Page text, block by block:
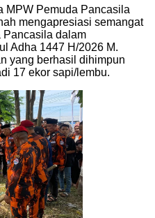
MPW Pemuda Pancasila
mengapresiasi semangat
Pancasila dalam
Adha 1447 H/2026 M.
yang berhasil dihimpun
17 ekor sapi/lembu.